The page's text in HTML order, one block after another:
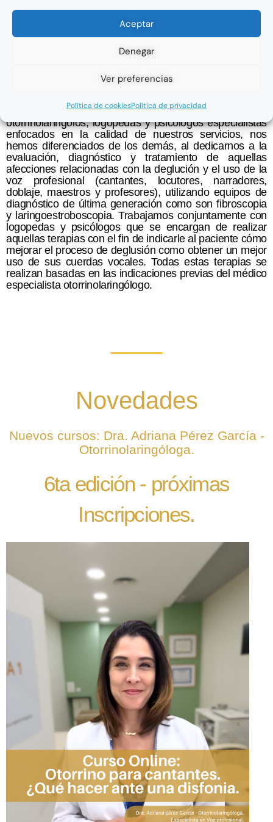
Aceptar
Denegar
Ver preferencias
Política de cookiesPolítica de privacidad
profesional. Médicos otorrinos,
logopedas y psicólogos
especialistas en el manejo del
miedo escénico.
En Vocalcaremadrid somos un grupo de médicos
otorrinolaringólos, logopedas y psicólogos especialistas
enfocados en la calidad de nuestros servicios, nos
hemos diferenciados de los demás, al dedicarnos a la
evaluación, diagnóstico y tratamiento de aquellas
afecciones relacionadas con la deglución y el uso de la
voz profesional (cantantes, locutores, narradores,
doblaje, maestros y profesores), utilizando equipos de
diagnóstico de última generación como son fibroscopia
y laringoestroboscopia. Trabajamos conjuntamente con
logopedas y psicólogos que se encargan de realizar
aquellas terapias con el fin de indicarle al paciente cómo
mejorar el proceso de deglusión como obtener un mejor
uso de sus cuerdas vocales. Todas estas terapias se
realizan basadas en las indicaciones previas del médico
especialista otorrinolaringólogo.
Novedades
Nuevos cursos: Dra. Adriana Pérez García -
Otorrinolaringóloga.
6ta edición - próximas
Inscripciones.